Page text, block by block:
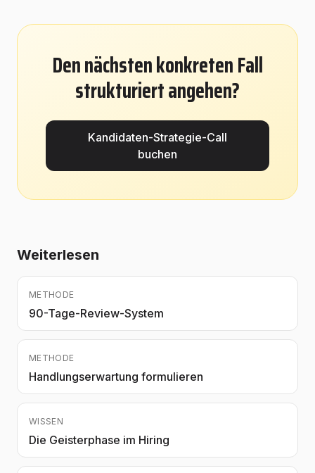
Den nächsten konkreten Fall
strukturiert angehen?
Kandidaten-Strategie-Call
buchen
Weiterlesen
METHODE
90-Tage-Review-System
METHODE
Handlungserwartung formulieren
WISSEN
Die Geisterphase im Hiring